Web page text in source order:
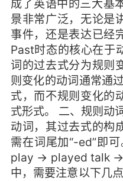
成了英语中的三大基
景非常广泛，无论是
事件，还是表达已经
Past时态的核心在于
词的过去式分为规则
则变化的动词通常通
式，而不规则变化的
式形式。 二、规则动
动词，其过去式的构
需在词尾加“-ed”即
play → played talk →
中，需要注意以下几